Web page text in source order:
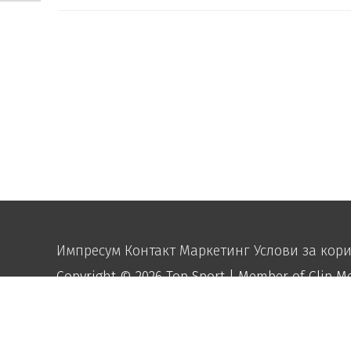
Импресум Контакт Маркетинг Услови за
Copyright © 2026Top Sport| Member of Clip